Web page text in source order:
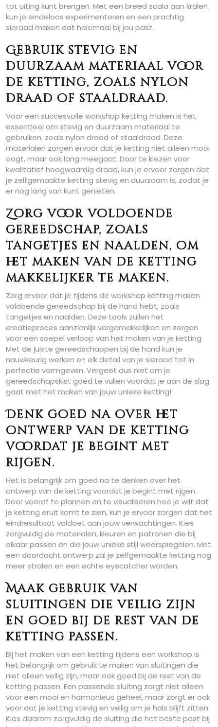
tot uiting kunt brengen. Met een breed scala aan kralen
kun je eindeloos experimenteren en een prachtig
sieraad maken dat helemaal bij jou past.
Gebruik stevig en
duurzaam materiaal voor
de ketting, zoals nylon
draad of staaldraad.
Voor een succesvolle workshop ketting maken is het
essentieel om stevig en duurzaam materiaal te
gebruiken, zoals nylon draad of staaldraad. Deze
materialen zorgen ervoor dat je ketting niet alleen mooi
oogt, maar ook lang meegaat. Door te kiezen voor
kwalitatief hoogwaardig draad, kun je ervoor zorgen dat
je zelfgemaakte ketting stevig en duurzaam is, zodat je
er nog lang van kunt genieten.
Zorg voor voldoende
gereedschap, zoals
tangetjes en naalden, om
het maken van de ketting
makkelijker te maken.
Zorg ervoor dat je tijdens de workshop ketting maken
voldoende gereedschap bij de hand hebt, zoals
tangetjes en naalden. Deze tools zullen het
creatieproces aanzienlijk vergemakkelijken en zorgen
voor een soepel verloop van het maken van je ketting.
Met de juiste gereedschappen bij de hand kun je
nauwkeurig werken en elk detail van je sieraad tot in
perfectie vormgeven. Vergeet dus niet om je
gereedschapskist goed te vullen voordat je aan de slag
gaat met het maken van jouw unieke ketting!
Denk goed na over het
ontwerp van de ketting
voordat je begint met
rijgen.
Het is belangrijk om goed na te denken over het
ontwerp van de ketting voordat je begint met rijgen.
Door vooraf te plannen en te visualiseren hoe je wilt dat
je ketting eruit komt te zien, kun je ervoor zorgen dat het
eindresultaat voldoet aan jouw verwachtingen. Kies
zorgvuldig de materialen, kleuren en patronen die bij
elkaar passen en die jouw unieke stijl weerspiegelen. Met
een doordacht ontwerp zal je zelfgemaakte ketting nog
meer stralen en een echte eyecatcher worden.
Maak gebruik van
sluitingen die veilig zijn
en goed bij de rest van de
ketting passen.
Bij het maken van een ketting tijdens een workshop is
het belangrijk om gebruik te maken van sluitingen die
niet alleen veilig zijn, maar ook goed bij de rest van de
ketting passen. Een passende sluiting zorgt niet alleen
voor een mooi en harmonieus geheel, maar zorgt er ook
voor dat je ketting stevig en veilig om je hals blijft zitten.
Kies daarom zorgvuldig de sluiting die het beste past bij